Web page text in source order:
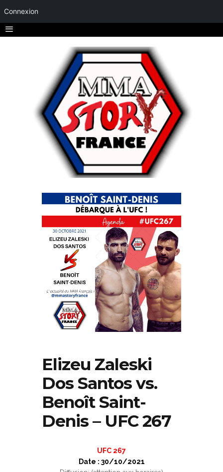
Connexion
Elizeu Zaleski
Dos Santos vs.
Benoît Saint-
Denis – UFC 267
UFC 267
Date : 30/10/2021